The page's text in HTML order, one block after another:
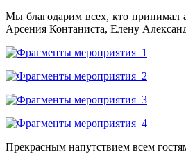
Мы благодарим всех, кто принимал
Арсения Контаниста, Елену
Прекрасным напутствием всем